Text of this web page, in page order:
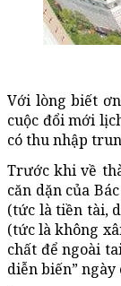
Với lòng biết
cuộc đổi mới
có thu nhập
Trước khi về
căn dặn của
(tức là tiền tài,
(tức là không
chất để ngoài
diễn biến”